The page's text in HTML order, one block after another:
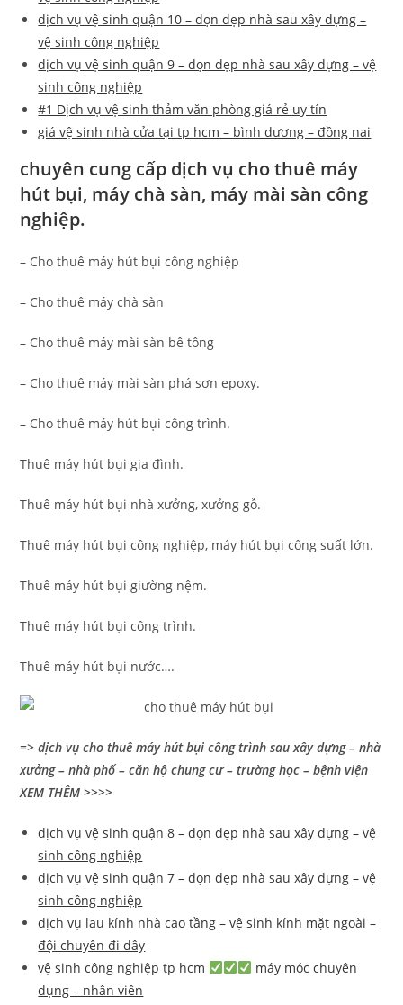
dịch vụ vệ sinh quận 10 – dọn dẹp nhà sau xây dựng –
vệ sinh công nghiệp
dịch vụ vệ sinh quận 9 – dọn dẹp nhà sau xây dựng – vệ
sinh công nghiệp
#1 Dịch vụ vệ sinh thảm văn phòng giá rẻ uy tín
giá vệ sinh nhà cửa tại tp hcm – bình dương – đồng nai
chuyên cung cấp dịch vụ cho thuê máy
hút bụi, máy chà sàn, máy mài sàn công
nghiệp.
– Cho thuê máy hút bụi công nghiệp
– Cho thuê máy chà sàn
– Cho thuê máy mài sàn bê tông
– Cho thuê máy mài sàn phá sơn epoxy.
– Cho thuê máy hút bụi công trình.
Thuê máy hút bụi gia đình.
Thuê máy hút bụi nhà xưởng, xưởng gỗ.
Thuê máy hút bụi công nghiệp, máy hút bụi công suất lớn.
Thuê máy hút bụi giường nệm.
Thuê máy hút bụi công trình.
Thuê máy hút bụi nước….
=> dịch vụ cho thuê máy hút bụi công trình sau xây dựng – nhà
xưởng – nhà phố – căn hộ chung cư – trường học – bệnh viện
XEM THÊM >>>>
dịch vụ vệ sinh quận 8 – dọn dẹp nhà sau xây dựng – vệ
sinh công nghiệp
dịch vụ vệ sinh quận 7 – dọn dẹp nhà sau xây dựng – vệ
sinh công nghiệp
dịch vụ lau kính nhà cao tầng – vệ sinh kính mặt ngoài –
đội chuyên đi dây
vệ sinh công nghiệp tp hcm
máy móc chuyên
dụng – nhân viên